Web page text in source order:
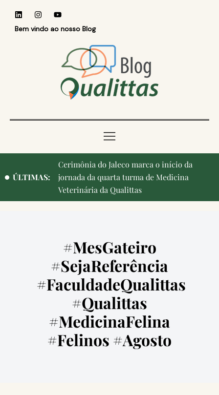
Bem vindo ao nosso Blog
ÚLTIMAS:
Cerimônia do Jaleco marca o início da
jornada da quarta turma de Medicina
Veterinária da Qualittas
#MesGateiro
#SejaReferência
#FaculdadeQualittas
#Qualittas
#MedicinaFelina
#Felinos #Agosto